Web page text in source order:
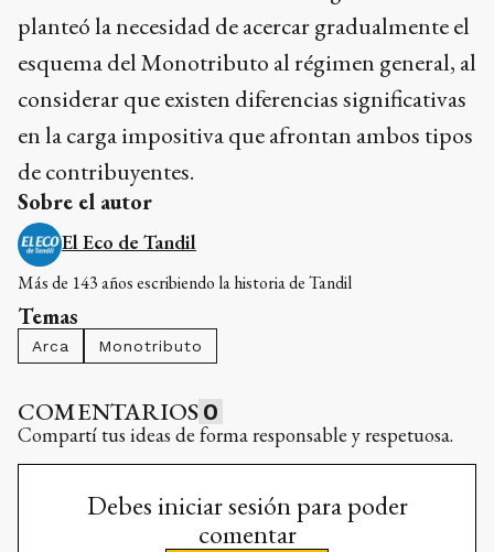
planteó la necesidad de acercar gradualmente el
esquema del Monotributo al régimen general, al
considerar que existen diferencias significativas
en la carga impositiva que afrontan ambos tipos
de contribuyentes.
Sobre el autor
El Eco de Tandil
Más de 143 años escribiendo la historia de Tandil
Temas
Arca Monotributo
COMENTARIOS 0
Compartí tus ideas de forma responsable y respetuosa.
Debes iniciar sesión para poder
comentar